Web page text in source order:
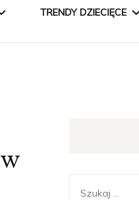
TRENDY DZIECIĘCE
Szukaj: